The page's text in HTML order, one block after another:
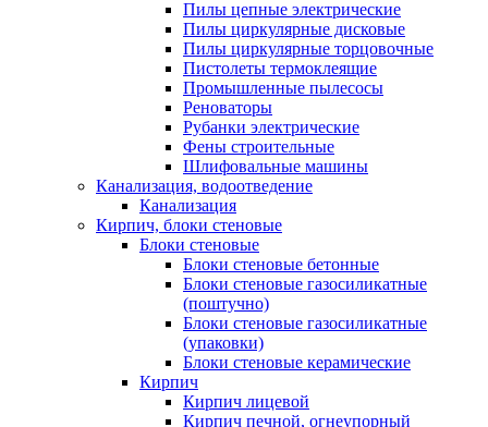
Пилы цепные электрические
Пилы циркулярные дисковые
Пилы циркулярные торцовочные
Пистолеты термоклеящие
Промышленные пылесосы
Реноваторы
Рубанки электрические
Фены строительные
Шлифовальные машины
Канализация, водоотведение
Канализация
Кирпич, блоки стеновые
Блоки стеновые
Блоки стеновые бетонные
Блоки стеновые газосиликатные
(поштучно)
Блоки стеновые газосиликатные
(упаковки)
Блоки стеновые керамические
Кирпич
Кирпич лицевой
Кирпич печной, огнеупорный